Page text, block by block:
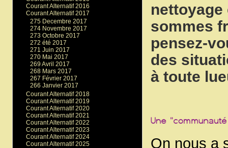
nettoyage
sommes
pensez-
des
à toute
On nous a
Courant Alternatif 2016
Courant Alternatif 2017
275 Decembre 2017
274 Novembre 2017
273 Octobre 2017
272 été 2017
271 Juin 2017
270 Mai 2017
269 Avril 2017
268 Mars 2017
267 Février 2017
266 Janvier 2017
Courant Alternatif 2018
Courant Alternatif 2019
Courant Alternatif 2020
Courant Alternatif 2021
Courant Alternatif 2022
Courant Alternatif 2023
Courant Alternatif 2024
Courant Alternatif 2025